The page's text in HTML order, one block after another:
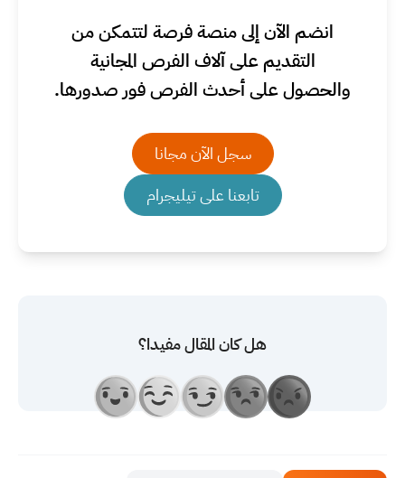
انضم الآن إلى منصة فرصة لتتمكن من
التقديم على آلاف الفرص المجانية
والحصول على أحدث الفرص فور صدورها.
سجل الآن مجانا
تابعنا على تيليجرام
هل كان المقال مفيدا؟